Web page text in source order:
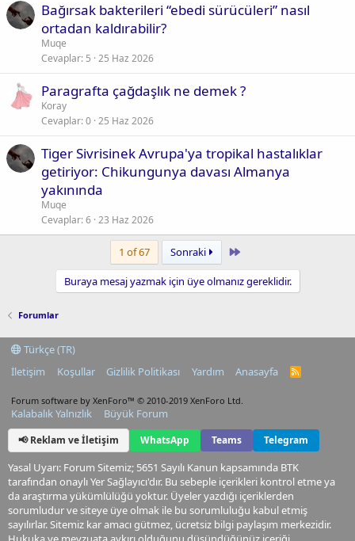
Bağırsak bakterileri “ebedi sürücüleri” nasıl
ortadan kaldırabilir?
Muqe
Cevaplar 5 25 Haz 2026
Paragrafta çağdaşlık ne demek ?
Koray
Cevaplar 0 25 Haz 2026
Tiger Sivrisinek Avrupa'ya tropikal hastalıklar
getiriyor: Chikungunya davası Almanya
yakınında
Muqe
Cevaplar 6 23 Haz 2026
1 of 67 Sonraki Last
Buraya mesaj yazmak için üye olmanız gereklidir.
Forumlar
Türkçe (TR)
İletişim
Koşullar Gizlilik Politikası Yardım Anasayfa
R
Forum software by XenForo™ © 2010-2019 XenForo Ltd.
Kalabalık Yalnızlık Büyük Forum
📢 Reklam ve İletişim WhatsApp Teams Telegram
Yasal Uyarı: Forum Sitemiz; 5651 Sayılı Kanun kapsamında BTK
tarafından onaylı Yer Sağlayıcı'dır. Bu sebeple içerikleri kontrol etme ya
da araştırma yükümlülüğü yoktur. Üyeler yazdığı içeriklerden
sorumludur ve siteye üye olmak ile bu sorumluluğu kabul etmiş
sayılırlar. Sitemiz kar amacı gütmez, ücretsiz bilgi paylaşım merkezidir.